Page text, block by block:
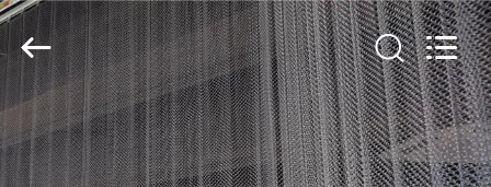
家
へ
ヤ
ー.
Copyright
©
2019
-
2026
Hebei
Nova
Metal
Wire
Mesh
Products
Co.,